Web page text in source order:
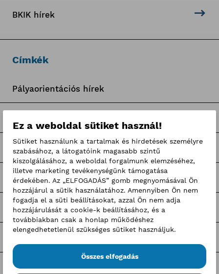
BKIK hírek
Címkék
Pályaorientációs hírek
Nagy Elek cikkek
Kerületi pályázatok
Pályázatfigyelő
Tagcsoporti hírek
Ez a weboldal sütiket használ!
Sütiket használunk a tartalmak és hirdetések személyre
szabásához, a látogatóink magasabb szintű
kiszolgálásához, a weboldal forgalmunk elemzéséhez,
illetve marketing tevékenységünk támogatása
érdekében. Az „ELFOGADÁS” gomb megnyomásával Ön
hozzájárul a sütik használatához. Amennyiben Ön nem
fogadja el a süti beállításokat, azzal Ön nem adja
hozzájárulását a cookie-k beállításához, és a
továbbiakban csak a honlap működéshez
elengedhetetlenül szükséges sütiket használjuk.
Összes elfogadás